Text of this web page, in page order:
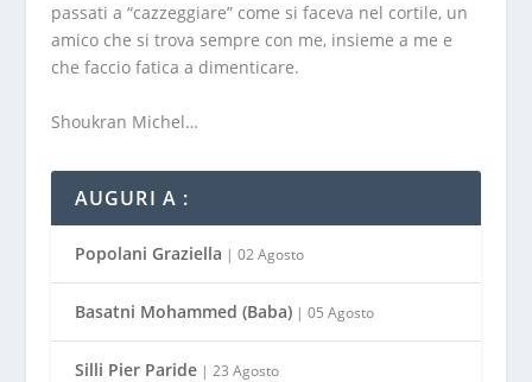
passati a “cazzeggiare” come si faceva nel cortile, un
amico che si trova sempre con me, insieme a me e
che faccio fatica a dimenticare.
Shoukran Michel…
AUGURI A :
Popolani Graziella | 02 Agosto
Basatni Mohammed (Baba)| 05 Agosto
Silli Pier Paride| 23 Agosto